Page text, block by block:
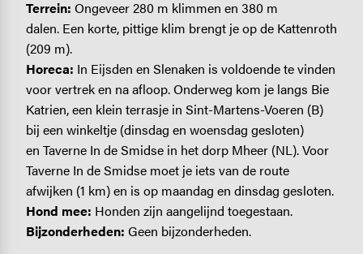
Terrein: Ongeveer 280 m klimmen en 380 m
dalen. Een korte, pittige klim brengt je op de Kattenroth
(209 m).
Horeca: In Eijsden en Slenaken is voldoende te vinden
voor vertrek en na afloop. Onderweg kom je langs Bie
Katrien, een klein terrasje in Sint-Martens-Voeren (B)
bij een winkeltje (dinsdag en woensdag gesloten)
en Taverne In de Smidse in het dorp Mheer (NL). Voor
Taverne In de Smidse moet je iets van de route
afwijken (1 km) en is op maandag en dinsdag gesloten.
Hond mee: Honden zijn aangelijnd toegestaan.
Bijzonderheden: Geen bijzonderheden.